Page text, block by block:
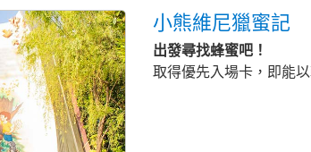
小熊維尼獵蜜記
出發尋找蜂蜜吧！
取得優先入場卡，即能